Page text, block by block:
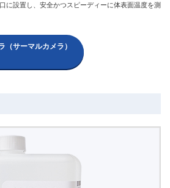
に設置し、安全かつスピーディーに体表面温度を測
（サーマルカメラ）